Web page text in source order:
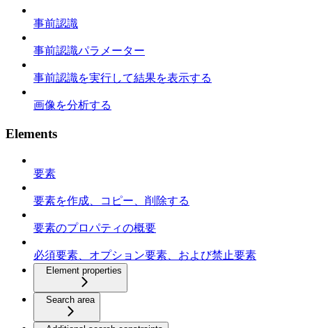
事前認識
事前認識パラメーター
事前認識を実行して結果を表示する
画像を分析する
Elements
要素
要素を作成、コピー、削除する
要素のプロパティの概要
必須要素、オプション要素、および禁止要素
Element properties
Search area